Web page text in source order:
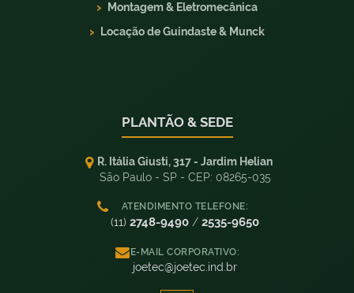
Montagem & Eletromecânica
Locação de Guindaste & Munck
PLANTÃO & SEDE
R. Itália Giusti, 317 - Jardim Helian
São Paulo - SP - CEP: 08265-035
ATENDIMENTO TELEFONE:
(11) 2748-9490 / 2535-9650
E-MAIL CORPORATIVO:
joetec@joetec.ind.br